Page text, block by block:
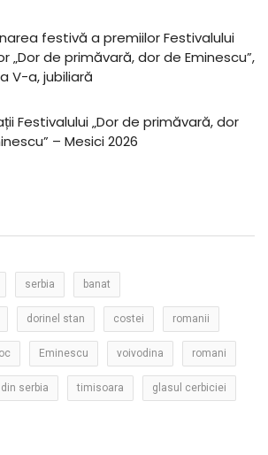
festivă a premiilor Festivalului
„Dor de primăvară, dor de Eminescu”,
V-a, jubiliară
Festivalului „Dor de primăvară, dor
– Mesici 2026
serbia banat
dorinel stan costei romanii
Eminescu voivodina romani
serbia timisoara glasul cerbiciei